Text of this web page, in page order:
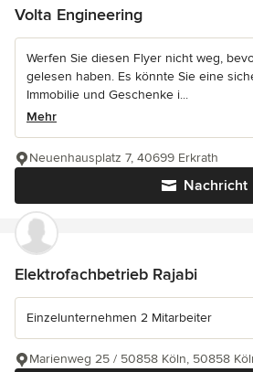
Volta Engineering
Werfen Sie diesen Flyer nicht weg,
gelesen haben. Es könnte Sie eine
Immobilie und Geschenke i...
Mehr
Nachricht
Neuenhausplatz 7, 40699 Erkrath
Elektrofachbetrieb Rajabi
Einzelunternehmen 2 Mitarbeiter
Marienweg 25 / 50858 Köln, 50858